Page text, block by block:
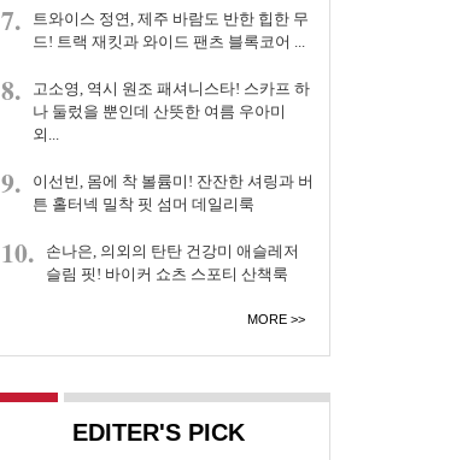
7.
트와이스 정연, 제주 바람도 반한 힙한 무
드! 트랙 재킷과 와이드 팬츠 블록코어 ...
8.
고소영, 역시 원조 패셔니스타! 스카프 하
나 둘렀을 뿐인데 산뜻한 여름 우아미
외...
9.
이선빈, 몸에 착 볼륨미! 잔잔한 셔링과 버
튼 홀터넥 밀착 핏 섬머 데일리룩
10.
손나은, 의외의 탄탄 건강미 애슬레저
슬림 핏! 바이커 쇼츠 스포티 산책룩
MORE
EDITER'S PICK